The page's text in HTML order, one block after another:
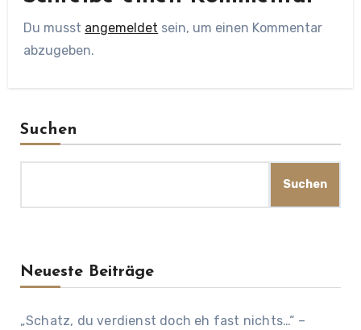
Du musst angemeldet sein, um einen Kommentar
abzugeben.
Suchen
Suchen
Neueste Beiträge
„Schatz, du verdienst doch eh fast nichts…“ –